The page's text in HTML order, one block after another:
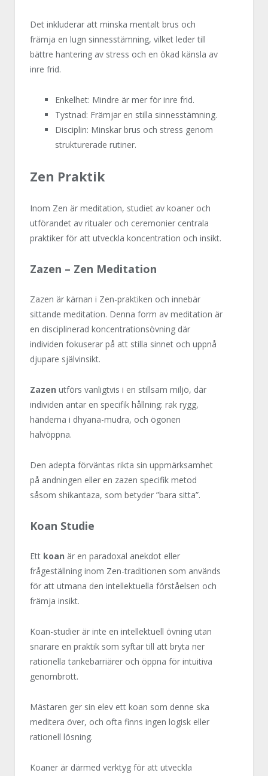
Det inkluderar att minska mentalt brus och
främja en lugn sinnesstämning, vilket leder till
bättre hantering av stress och en ökad känsla av
inre frid.
Enkelhet: Mindre är mer för inre frid.
Tystnad: Främjar en stilla sinnesstämning.
Disciplin: Minskar brus och stress genom
strukturerade rutiner.
Zen Praktik
Inom Zen är meditation, studiet av koaner och
utförandet av ritualer och ceremonier centrala
praktiker för att utveckla koncentration och insikt.
Zazen – Zen Meditation
Zazen är kärnan i Zen-praktiken och innebär
sittande meditation. Denna form av meditation är
en disciplinerad koncentrationsövning där
individen fokuserar på att stilla sinnet och uppnå
djupare självinsikt.
Zazen utförs vanligtvis i en stillsam miljö, där
individen antar en specifik hållning: rak rygg,
händerna i dhyana-mudra, och ögonen
halvöppna.
Den adepta förväntas rikta sin uppmärksamhet
på andningen eller en zazen specifik metod
såsom shikantaza, som betyder ”bara sitta”.
Koan Studie
Ett koan är en paradoxal anekdot eller
frågeställning inom Zen-traditionen som används
för att utmana den intellektuella förståelsen och
främja insikt.
Koan-studier är inte en intellektuell övning utan
snarare en praktik som syftar till att bryta ner
rationella tankebarriärer och öppna för intuitiva
genombrott.
Mästaren ger sin elev ett koan som denne ska
meditera över, och ofta finns ingen logisk eller
rationell lösning.
Koaner är därmed verktyg för att utveckla